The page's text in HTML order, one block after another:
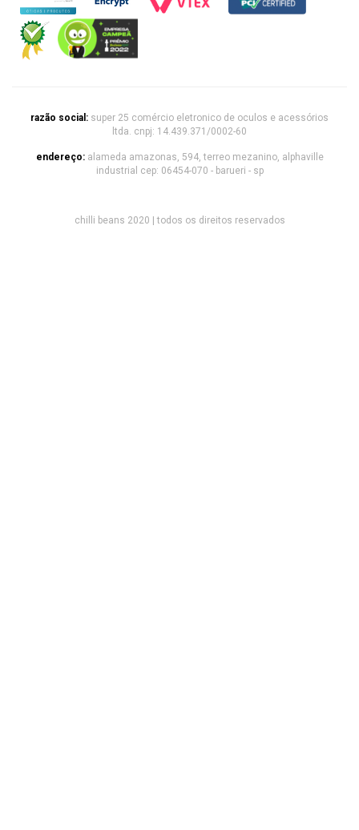
razão social: super 25 comércio eletronico de oculos e acessórios
ltda. cnpj: 14.439.371/0002-60
endereço: alameda amazonas, 594, terreo mezanino, alphaville
industrial cep: 06454-070 - barueri - sp
chilli beans 2020 | todos os direitos reservados